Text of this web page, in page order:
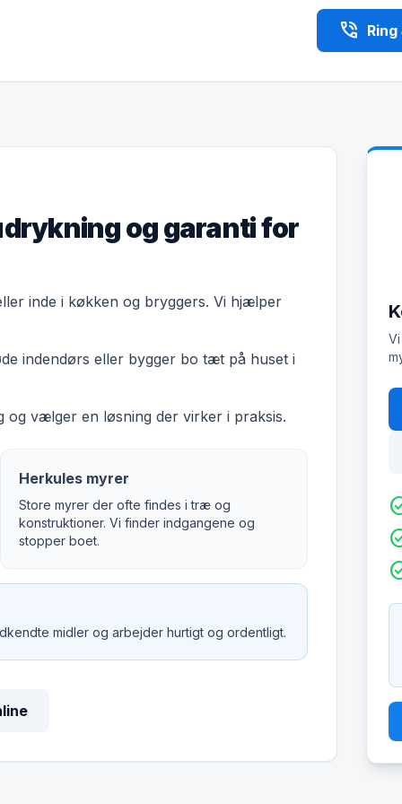
phone_in_talk
og garanti for
inde i køkken og bryggers. Vi hjælper
indendørs eller bygger bo tæt på huset i
og vælger en løsning der virker i praksis.
Herkules myrer
Store myrer der ofte findes i træ og
konstruktioner. Vi finder indgangene og
stopper boet.
midler og arbejder hurtigt og ordentligt.